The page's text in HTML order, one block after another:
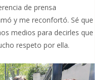
de prensa
y me reconfortó. Sé que
medios para decirles que
respeto por ella.